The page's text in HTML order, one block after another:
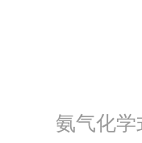
氨气化学